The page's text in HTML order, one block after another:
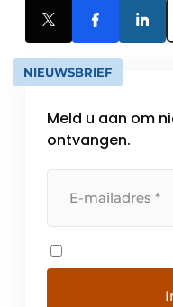
NIEUWSBRIEF
Meld u aan om
ontvangen.